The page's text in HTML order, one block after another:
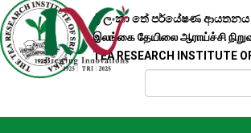
ශ්‍රී ලංකා තේ පර්යේෂණ ආයතනය
இலங்கை தேயிலை ஆராய்ச்சி
TEA RESEARCH INSTITUTE